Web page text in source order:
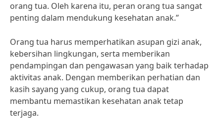
orang tua. Oleh karena itu, peran orang tua sangat
penting dalam mendukung kesehatan anak.”
Orang tua harus memperhatikan asupan gizi anak,
kebersihan lingkungan, serta memberikan
pendampingan dan pengawasan yang baik terhadap
aktivitas anak. Dengan memberikan perhatian dan
kasih sayang yang cukup, orang tua dapat
membantu memastikan kesehatan anak tetap
terjaga.